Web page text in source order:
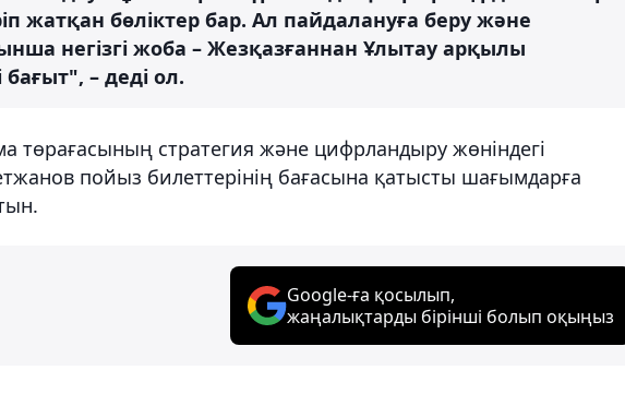
жатқан бөліктер бар. Ал пайдалануға беру және
негізгі жоба – Жезқазғаннан Ұлытау арқылы
– деді ол.
төрағасының стратегия және цифрландыру жөніндегі
пойыз билеттерінің бағасына қатысты шағымдарға
Google-ға қосылып,
жаңалықтарды бірінші болып оқыңыз